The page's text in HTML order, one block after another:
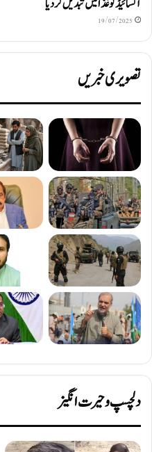
آکسائیڈ کو غذا میں تبدیل کردیا
19/07/2025
تصویری خبریں
دلچسپ و حیرت انگیز